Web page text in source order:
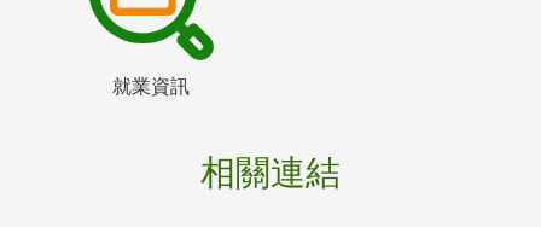
就業資訊
相關連結